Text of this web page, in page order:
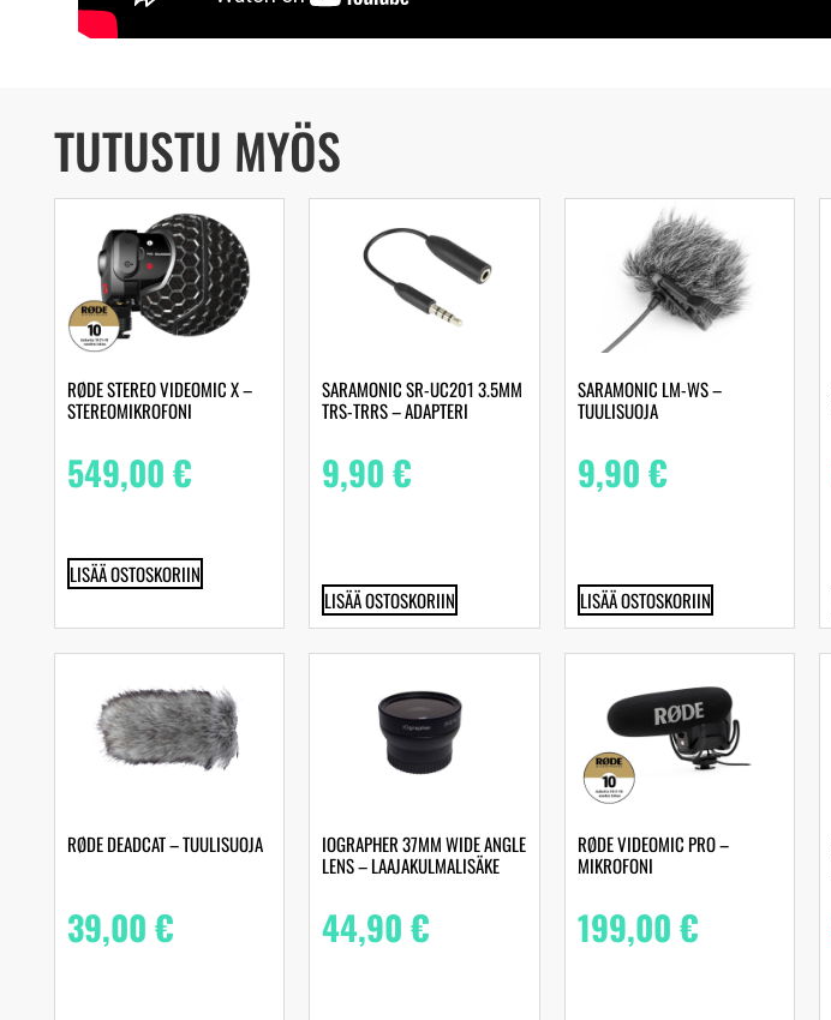
TUTUSTU MYÖS
RØDE STEREO VIDEOMIC X –
STEREOMIKROFONI
549,00€
LISÄÄ OSTOSKORIIN
SARAMONIC SR-UC201 3.5MM
TRS-TRRS – ADAPTERI
9,90€
LISÄÄ OSTOSKORIIN
SARAMONIC LM-WS –
TUULISUOJA
9,90€
LISÄÄ OSTOSKORIIN
RØDE DEADCAT – TUULISUOJA
39,00€
IOGRAPHER 37MM WIDE ANGLE
LENS – LAAJAKULMALISÄKE
44,90€
RØDE VIDEOMIC PRO –
MIKROFONI
199,00€